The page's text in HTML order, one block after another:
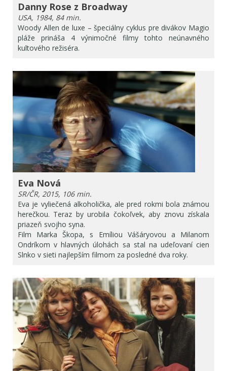
Danny Rose z Broadway
USA, 1984, 84 min.
Woody Allen de luxe – špeciálny cyklus pre divákov Magio
pláže prináša 4 výnimočné filmy tohto neúnavného
kultového režiséra.
Eva Nová
SR/ČR, 2015, 106 min.
Eva je vyliečená alkoholička, ale pred rokmi bola známou
herečkou. Teraz by urobila čokoľvek, aby znovu získala
priazeň svojho syna.
Film Marka Škopa, s Emíliou Vášáryovou a Milanom
Ondríkom v hlavných úlohách sa stal na udeľovaní cien
Slnko v sieti najlepším filmom za posledné dva roky.